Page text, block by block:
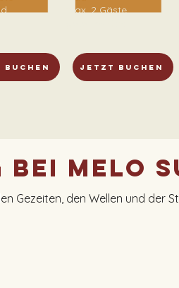
max. 2 Gäste
jetzt buchen
Melo
Gezeiten, den Wellen und der